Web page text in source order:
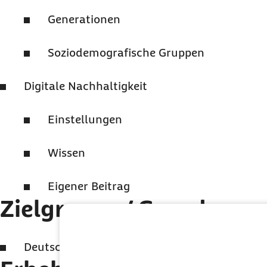
Generationen
Soziodemografische Gruppen
Digitale Nachhaltigkeit
Einstellungen
Wissen
Eigener Beitrag
Zielgruppe /
Deutschsprachige Bevölkerung ab 14 Jahren